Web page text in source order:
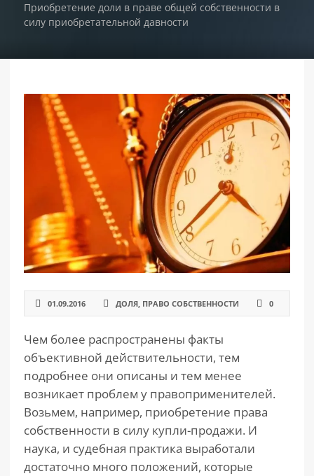
▾
Приобретение доли в праве общей собственности в
силу приобретательной давности
01.09.2016 ДОЛЯ, ПРАВО СОБСТВЕННОСТИ 0
Чем более распространены факты
объективной действительности, тем
подробнее они описаны и тем менее
возникает проблем у правоприменителей.
Возьмем, например, приобретение права
собственности в силу купли-продажи. И
наука, и судебная практика выработали
достаточно много положений, которые